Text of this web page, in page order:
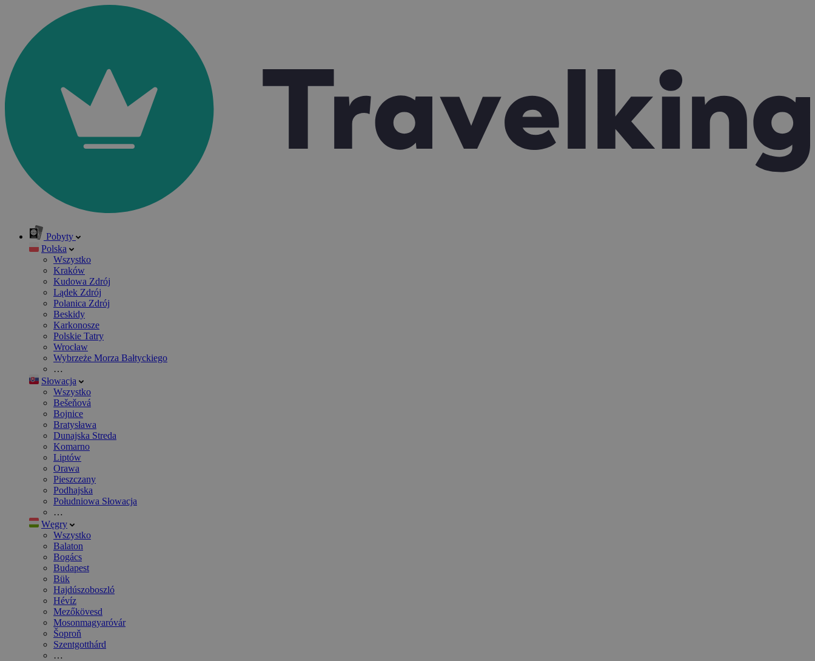
Pobyty
Polska
Wszystko
Kraków
Kudowa Zdrój
Lądek Zdrój
Polanica Zdrój
Beskidy
Karkonosze
Polskie Tatry
Wrocław
Wybrzeże Morza Bałtyckiego
…
Słowacja
Wszystko
Bešeňová
Bojnice
Bratysława
Dunajska Streda
Komarno
Liptów
Orawa
Pieszczany
Podhajska
Południowa Słowacja
…
Węgry
Wszystko
Balaton
Bogács
Budapest
Bük
Hajdúszoboszló
Hévíz
Mezőkövesd
Mosonmagyaróvár
Šoproň
Szentgotthárd
…